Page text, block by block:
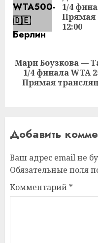
1/4
Прямая
12:00
Следующая
запись:
Мари Боузкова —
1/4 финала WTA
Прямая
Добавить
Ваш адрес email не
Обязательные поля
Комментарий *